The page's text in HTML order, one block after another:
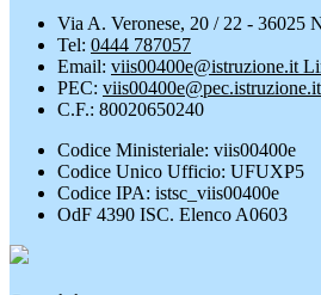
Via A. Veronese, 20 / 22 - 36025
Tel: 0444 787057
Email: viis00400e@istruzione.it
PEC: viis00400e@pec.istruzione.it
C.F.: 80020650240
Codice Ministeriale: viis00400e
Codice Unico Ufficio: UFUXP5
Codice IPA: istsc_viis00400e
OdF 4390 ISC. Elenco A0603